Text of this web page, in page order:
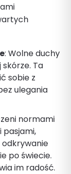
: Wolne duchy
Ta
sobie z
ulegania
normami
pasjami,
odkrywanie
po świecie.
im radość.